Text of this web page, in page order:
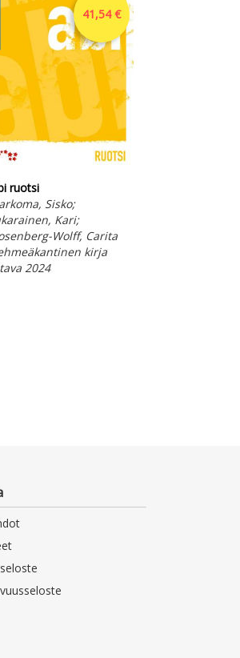
41,54 €
ruotsi
Sisko;
Kari;
Wolff, Carita
kirja
2024